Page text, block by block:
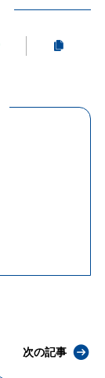
次の記事